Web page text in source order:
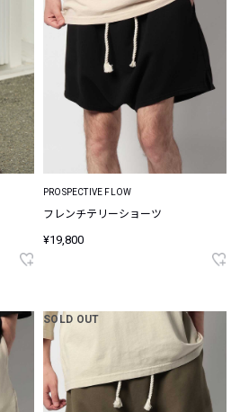
PROSPECTIVE FLOW
フレンチテリーショーツ
¥19,800
SOLD OUT